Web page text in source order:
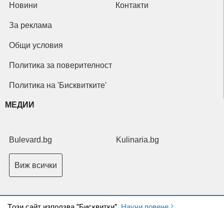
Новини Контакти
За реклама
Общи условия
Политика за поверителност
Политика на 'Бисквитките'
МЕДИИ
Bulevard.bg Kulinaria.bg
Виж всички